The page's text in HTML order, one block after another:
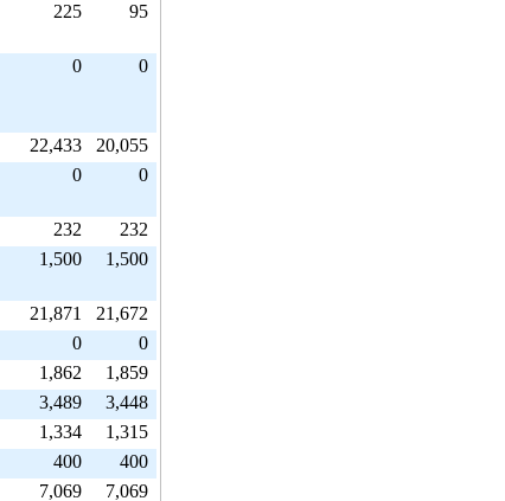
225 95
0 0
22,433
20,055
0 0
232
232
1,500 1,500
21,871
21,672
0
0
1,862
1,859
3,489
3,448
1,334
1,315
400
400
7,069 7,069